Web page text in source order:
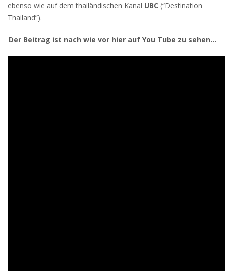
ebenso wie auf dem thailändischen Kanal UBC (“Destination
Thailand”).
Der Beitrag ist nach wie vor hier auf You Tube zu sehen…